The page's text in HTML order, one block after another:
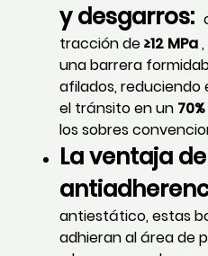
y desgarros:
tracción de≥12 MPa
una barrera
afilados, reduciendo
el tránsito en un 70%
los sobres
La ventaja
antiestático, estas
adhieran al área de